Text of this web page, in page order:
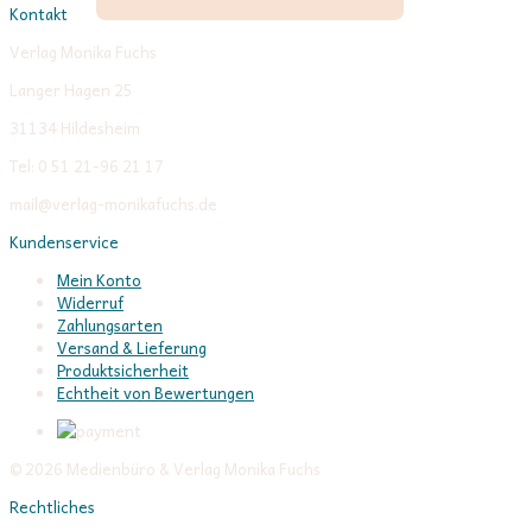
Kontakt
Verlag Monika Fuchs
Langer Hagen 25
31134 Hildesheim
Tel: 0 51 21-96 21 17
mail@verlag-monikafuchs.de
Kundenservice
Mein Konto
Widerruf
Zahlungsarten
Versand & Lieferung
Produktsicherheit
Echtheit von Bewertungen
© 2026 Medienbüro & Verlag Monika Fuchs
Rechtliches